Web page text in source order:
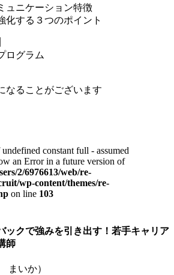
ュニケーション特徴
化する３つのポイント
ログラム
なることがございます
constant full - assumed
an Error in a future version of
2/6976613/web/re-
wp-content/themes/re-
on line 103
ックで強みを引き出す！若手キャリア
師
まいか）